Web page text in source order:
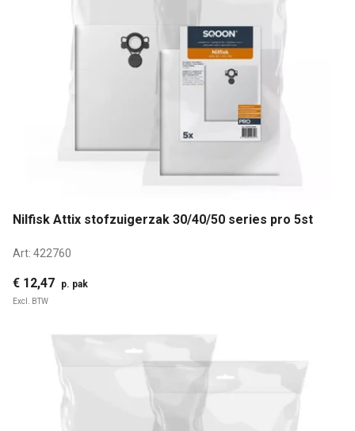
Nilfisk Attix stofzuigerzak 30/40/50 series pro 5st
Art: 422760
€ 12,47 p. pak
Excl. BTW